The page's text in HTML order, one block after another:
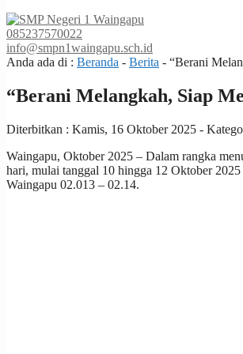
085237570022
info@smpn1waingapu.sch.id
Anda ada di : Beranda - Berita - “Berani
“Berani Melangkah, Siap
Diterbitkan : Kamis, 16 Oktober 2025 -
Waingapu, Oktober 2025 – Dalam rangka
hari, mulai tanggal 10 hingga 12 Oktober
Waingapu 02.013 – 02.14.